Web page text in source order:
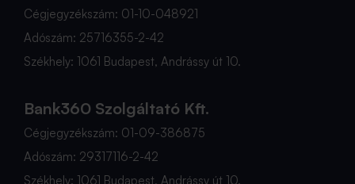
Cégjegyzékszám: 01-10-048921
Adószám: 25716355-2-42
Székhely: 1061 Budapest, Andrássy út 10.
Bank360 Szolgáltató Kft.
Cégjegyzékszám: 01-09-386875
Adószám: 29317116-2-42
Székhely: 1061 Budapest, Andrássy út 10.